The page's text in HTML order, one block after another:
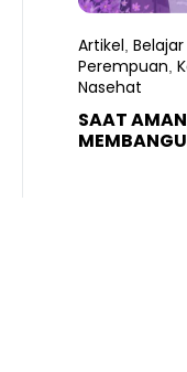
Artikel
Perempuan
Nasehat
SAAT